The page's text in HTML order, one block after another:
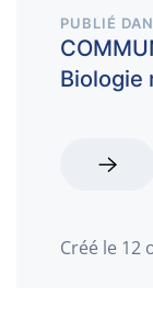
PUBLIÉ
Biologie
Créé le 12